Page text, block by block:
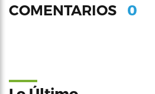
COMENTARIOS 0